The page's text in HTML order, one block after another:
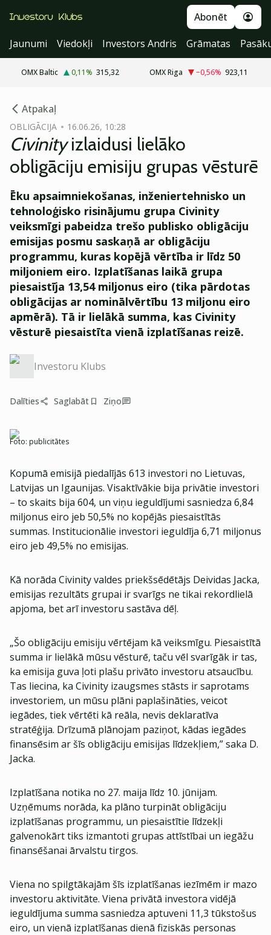
Abonēt
Jaunumi
Viedokļi Investors Andris Grāmatas
OMX Baltic 0,11% 315,32 OMX Riga −0,56% 923,11
Atpakaļ
OBLIGĀCIJA 16.06.26, 10:28
Civinityizlaidusi lielāko
obligāciju emisiju grupas vēsturē
Ēku apsaimniekošanas, inženiertehnisko un
tehnoloģisko risinājumu grupa Civinity
veiksmīgi pabeidza trešo publisko obligāciju
emisijas posmu saskaņā ar obligāciju
programmu, kuras kopējā vērtība ir līdz 50
miljoniem eiro. Izplatīšanas laikā grupa
piesaistīja 13,54 miljonus eiro (tika pārdotas
obligācijas ar nominālvērtību 13 miljonu eiro
apmērā). Tā ir lielākā summa, kas Civinity
vēsturē piesaistīta vienā izplatīšanas reizē.
Investoru Klubs
Dalīties Saglabāt Ziņo
Foto: publicitātes
Kopumā emisijā piedalījās 613 investori no Lietuvas,
Latvijas un Igaunijas. Visaktīvākie bija privātie investori
– to skaits bija 604, un viņu ieguldījumi sasniedza 6,84
miljonus eiro jeb 50,5% no kopējās piesaistītās
summas. Institucionālie investori ieguldīja 6,71 miljonus
eiro jeb 49,5% no emisijas.
Kā norāda Civinity valdes priekšsēdētājs Deividas Jacka,
emisijas rezultāts grupai ir svarīgs ne tikai rekordlielā
apjoma, bet arī investoru sastāva dēļ.
„Šo obligāciju emisiju vērtējam kā veiksmīgu. Piesaistītā
summa ir lielākā mūsu vēsturē, taču vēl svarīgāk ir tas,
ka emisija guva ļoti plašu privāto investoru atsaucību.
Tas liecina, ka Civinity izaugsmes stāsts ir saprotams
investoriem, un mūsu plāni paplašināties, veicot
iegādes, tiek vērtēti kā reāla, nevis deklaratīva
stratēģija. Drīzumā plānojam paziņot, kādas iegādes
finansēsim ar šīs obligāciju emisijas līdzekļiem,” saka D.
Jacka.
Izplatīšana notika no 27. maija līdz 10. jūnijam.
Uzņēmums norāda, ka plāno turpināt obligāciju
izplatīšanas programmu, un piesaistītie līdzekļi
galvenokārt tiks izmantoti grupas attīstībai un iegāžu
finansēšanai ārvalstu tirgos.
Viena no spilgtākajām šīs izplatīšanas iezīmēm ir mazo
investoru aktivitāte. Viena privātā investora vidējā
ieguldījuma summa sasniedza aptuveni 11,3 tūkstošus
eiro, un vienā izplatīšanas dienā fiziskās personas